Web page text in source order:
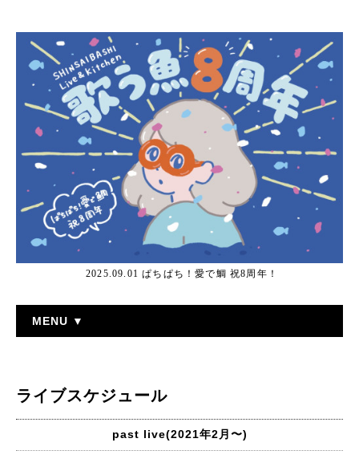
2025.09.01 ぱちぱち！愛で鯛 祝8周年！
MENU ▼
ライブスケジュール
past live(2021年2月〜)